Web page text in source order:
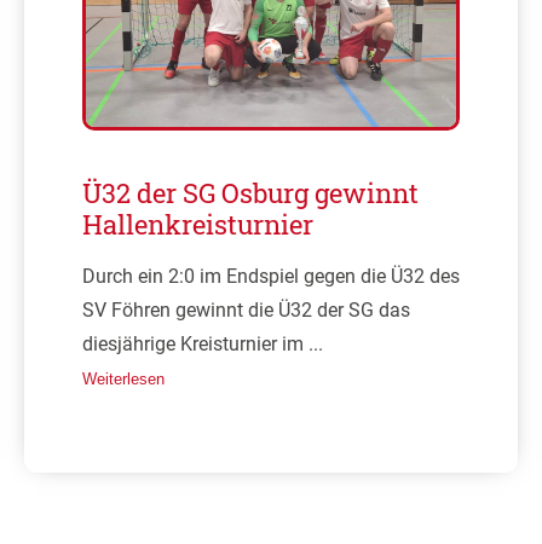
Ü32 der SG Osburg gewinnt
Hallenkreisturnier
Durch ein 2:0 im Endspiel gegen die Ü32 des
SV Föhren gewinnt die Ü32 der SG das
diesjährige Kreisturnier im ...
Weiterlesen